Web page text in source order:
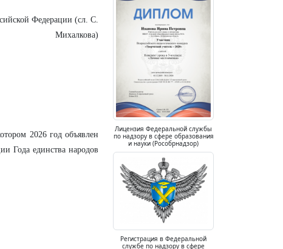
Федерации (сл. С.
Михалкова)
2026 год объявлен
Года единства народов
Лицензия Федеральной службы
по надзору в сфере образования
и науки (Рособрнадзор)
Регистрация в Федеральной
службе по надзору в сфере